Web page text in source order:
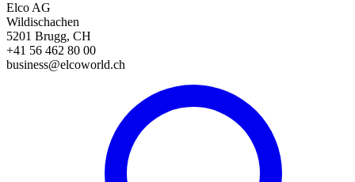
Elco AG
Wildischachen
5201 Brugg, CH
+41 56 462 80 00
business@elcoworld.ch